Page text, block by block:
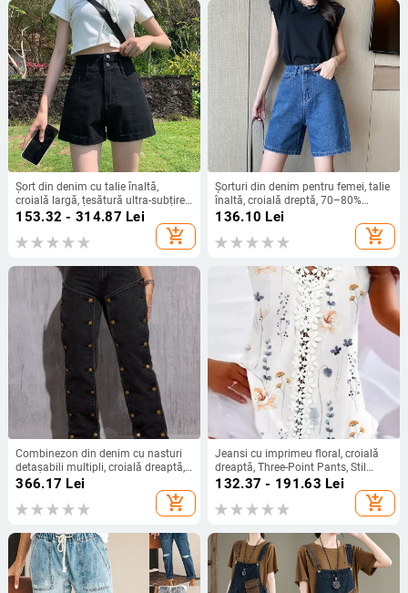
Șort din denim cu talie înaltă,
croială largă, țesătură ultra-subțire
din denim-bumbac (95%+ bumbac)
153.32 - 314.87 Lei
add_shopping_cart
Șorturi din denim pentru femei, talie
înaltă, croială dreptă, 70–80%
bumbac
136.10 Lei
add_shopping_cart
Combinezon din denim cu nasturi
detașabili multipli, croială dreaptă,
stil street hipster, 70-80% bumbac
366.17 Lei
add_shopping_cart
Jeansi cu imprimeu floral, croială
dreaptă, Three-Point Pants, Stil
Basic Urban Wind, amestec
poliester-spandex, greutate 124 g
132.37 - 191.63 Lei
add_shopping_cart